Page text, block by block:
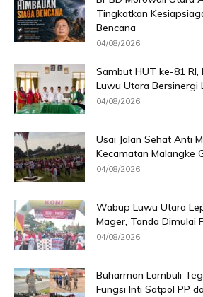
Tingkatkan
Bencana
04/08/2026
Sambut HUT ke-81 RI,
Luwu Utara Bersinergi
04/08/2026
Usai Jalan Sehat Anti
Kecamatan Malangke
04/08/2026
Wabup Luwu Utara
Mager, Tanda Dimulai
04/08/2026
Buharman Lambuli
Fungsi Inti Satpol PP